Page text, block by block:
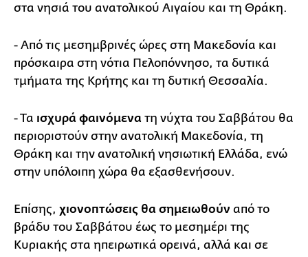
στα νησιά του ανατολικού Αιγαίου και τη Θράκη.
- Από τις μεσημβρινές ώρες στη Μακεδονία και
πρόσκαιρα στη νότια Πελοπόννησο, τα δυτικά
τμήματα της Κρήτης και τη δυτική Θεσσαλία.
- Τα ισχυρά φαινόμενα τη νύχτα του Σαββάτου θα
περιοριστούν στην ανατολική Μακεδονία, τη
Θράκη και την ανατολική νησιωτική Ελλάδα, ενώ
στην υπόλοιπη χώρα θα εξασθενήσουν.
Επίσης, χιονοπτώσεις θα σημειωθούν από το
βράδυ του Σαββάτου έως το μεσημέρι της
Κυριακής στα ηπειρωτικά ορεινά, αλλά και σε